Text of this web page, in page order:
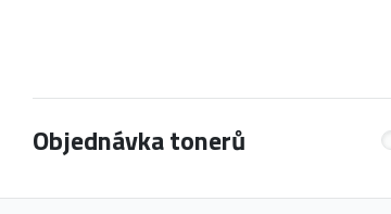
Objednávka tonerů